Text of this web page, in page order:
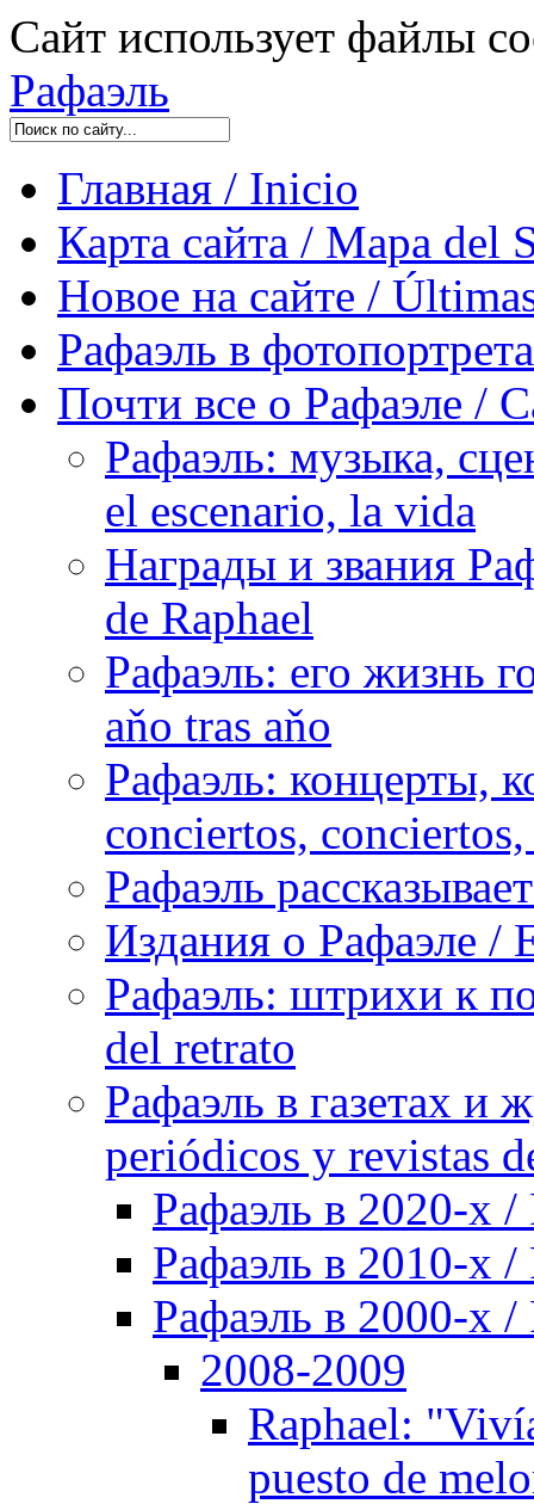
Сайт использует файлы
Рафаэль
Главная / Inicio
Карта сайта / Mapa del
Новое на сайте /
Рафаэль в
Почти все о Рафаэле /
Рафаэль: музыка,
el escenario, la vida
Награды и звания
de Raphael
Рафаэль: его жизнь
aňo tras aňo
Рафаэль: концерты,
conciertos,
Рафаэль
Издания о Рафаэле /
Рафаэль: штрихи к
del retrato
Рафаэль в газетах и
periódicos y revistas
Рафаэль в 2020-х /
Рафаэль в 2010-х /
Рафаэль в 2000-х /
2008-2009
Raphael:
puesto de